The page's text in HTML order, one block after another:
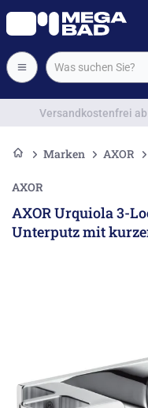
Marken AXOR
AXOR
AXOR Urquiola 3-
Unterputz mit